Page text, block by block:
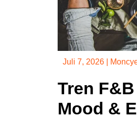
Juli 7, 2026
Tren
Mood &